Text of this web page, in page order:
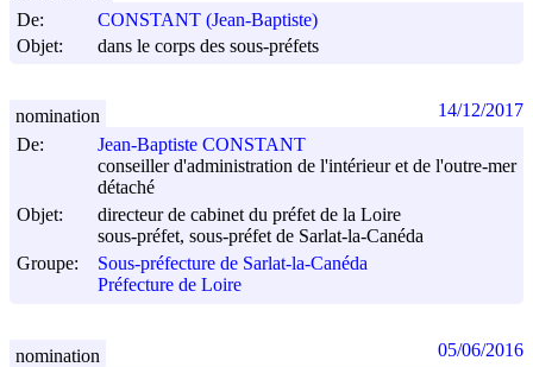
De:
CONSTANT (Jean-Baptiste)
Objet:
dans le corps des sous-préfets
De:
Jean-Baptiste CONSTANT
conseiller d'administration de l'intérieur et de l'outre-mer
détaché
Objet:
directeur de cabinet du préfet de la Loire
sous-préfet, sous-préfet de Sarlat-la-Canéda
Groupe:
Sous-préfecture de Sarlat-la-Canéda
Préfecture de Loire
nomination 14/12/2017
nomination 05/06/2016